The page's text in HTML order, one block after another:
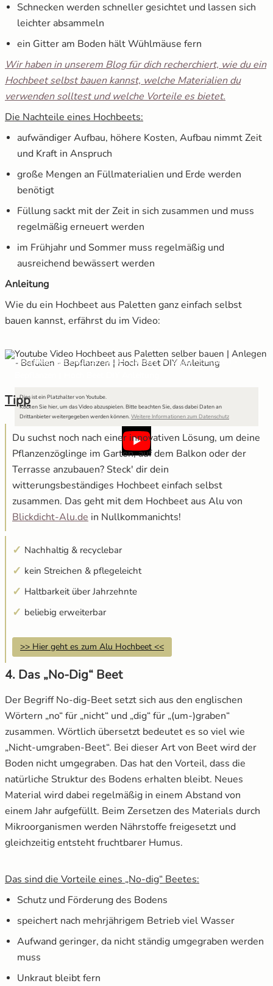
Schnecken werden schneller gesichtet und lassen sich
leichter absammeln
ein Gitter am Boden hält Wühlmäuse fern
Wir haben in unserem Blog für dich recherchiert, wie du ein
Hochbeet selbst bauen kannst, welche Materialien du
verwenden solltest und welche Vorteile es bietet.
Die Nachteile eines Hochbeets:
aufwändiger Aufbau, höhere Kosten, Aufbau nimmt Zeit
und Kraft in Anspruch
große Mengen an Füllmaterialien und Erde werden
benötigt
Füllung sackt mit der Zeit in sich zusammen und muss
regelmäßig erneuert werden
im Frühjahr und Sommer muss regelmäßig und
ausreichend bewässert werden
Anleitung
Wie du ein Hochbeet aus Paletten ganz einfach selbst
bauen kannst, erfährst du im Video:
Hochbeet aus Paletten selber bauen | Anlegen - Befüllen -
Dies ist ein Platzhalter von Youtube.
Klicken Sie hier, um das Video abzuspielen.Bitte beachten Sie, dass dabei Daten an
Drittanbieter weitergegeben werden können.Weitere Informationen zum Datenschutz
Tipp
Du suchst noch nach einer innovativen Lösung, um deine
Pflanzenzöglinge im Garten, auf dem Balkon oder der
Terrasse anzubauen? Steck' dir dein
witterungsbeständiges Hochbeet einfach selbst
zusammen. Das geht mit dem Hochbeet aus Alu von
Blickdicht-Alu.de in Nullkommanichts!
Nachhaltig & recyclebar
kein Streichen & pflegeleicht
Haltbarkeit über Jahrzehnte
beliebig erweiterbar
>> Hier geht es zum Alu Hochbeet <<
4. Das „No-Dig“ Beet
Der Begriff No-dig-Beet setzt sich aus den englischen
Wörtern „no“ für „nicht“ und „dig“ für „(um-)graben“
zusammen. Wörtlich übersetzt bedeutet es so viel wie
„Nicht-umgraben-Beet“. Bei dieser Art von Beet wird der
Boden nicht umgegraben. Das hat den Vorteil, dass die
natürliche Struktur des Bodens erhalten bleibt. Neues
Material wird dabei regelmäßig in einem Abstand von
einem Jahr aufgefüllt. Beim Zersetzen des Materials durch
Mikroorganismen werden Nährstoffe freigesetzt und
gleichzeitig entsteht fruchtbarer Humus.
Das sind die Vorteile eines „No-dig“ Beetes:
Schutz und Förderung des Bodens
speichert nach mehrjährigem Betrieb viel Wasser
Aufwand geringer, da nicht ständig umgegraben werden
muss
Unkraut bleibt fern